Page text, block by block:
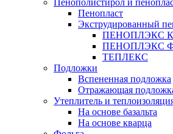
Пенополистирол и
Пенопласт
Экструдированный
ПЕНОПЛЭКС
ПЕНОПЛЭКС
ТЕПЛЕКС
Подложки
Вспененная подложка
Отражающая
Утеплитель и
На основе базальта
На основе кварца